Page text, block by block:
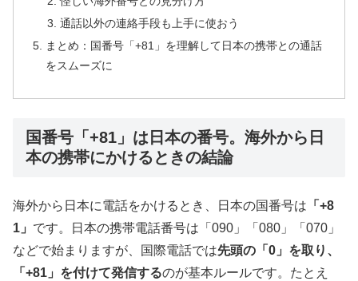
通話以外の連絡手段も上手に使おう
まとめ：国番号「+81」を理解して日本の携帯との通話
をスムーズに
国番号「+81」は日本の番号。海外から日
本の携帯にかけるときの結論
海外から日本に電話をかけるとき、日本の国番号は 「+8
1」 です。日本の携帯電話番号は「090」「080」「070」
などで始まりますが、国際電話では先頭の「0」を取り、
「+81」を付けて発信するのが基本ルールです。たとえ